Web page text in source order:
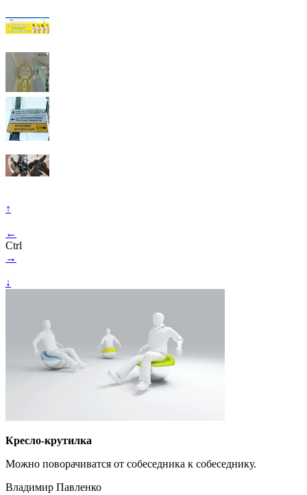
↑
←
Ctrl
→
↓
Кресло-крутилка
Можно поворачиватся от собеседника к собеседнику.
Владимир Павленко